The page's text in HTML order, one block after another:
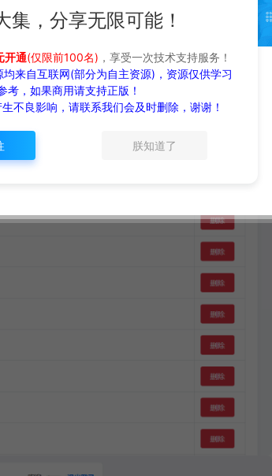
集，分享无限可能！
开通(仅限前100名) ，享受一次技术支持服务！
均来自互联网(部分为自主资源)，资源仅供学习
考，如果商用请支持正版！
不良影响，请联系我们会及时删除，谢谢！
朕知道了